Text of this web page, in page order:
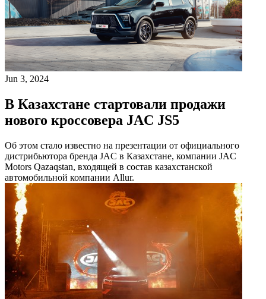
Jun 3, 2024
В Казахстане стартовали продажи
нового кроссовера JAC JS5
Об этом стало известно на презентации от официального
дистрибьютора бренда JAC в Казахстане, компании JAC
Motors Qazaqstan, входящей в состав казахстанской
автомобильной компании Allur.